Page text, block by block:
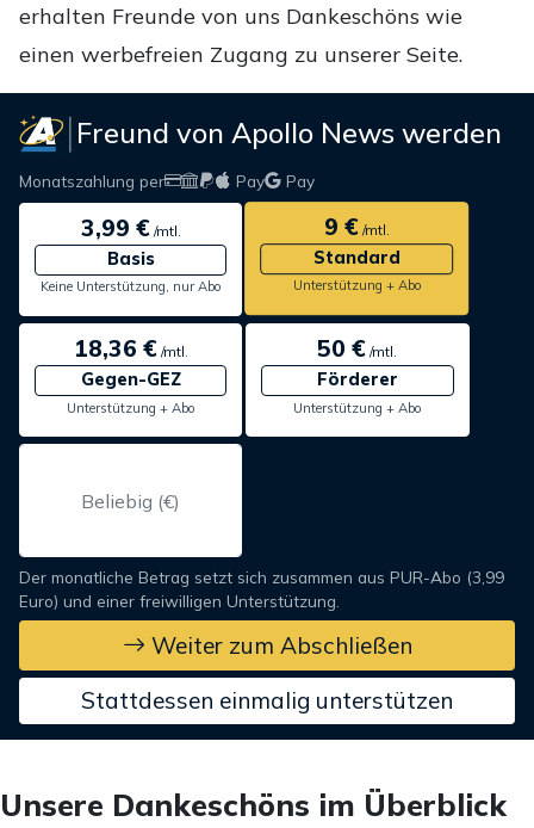
erhalten Freunde von uns Dankeschöns wie
einen werbefreien Zugang zu unserer Seite.
Freund von Apollo News werden
Monatszahlung per Pay Pay
3,99 €/mtl.
Basis
Keine Unterstützung, nur Abo
9 €/mtl.
Standard
Unterstützung + Abo
18,36 €/mtl.
Gegen-GEZ
Unterstützung + Abo
50 € /mtl.
Förderer
Unterstützung + Abo
Der monatliche Betrag setzt sich zusammen aus PUR-Abo (3,99
Euro) und einer freiwilligen Unterstützung.
Weiter zum Abschließen
Stattdessen einmalig unterstützen
Unsere Dankeschöns im Überblick